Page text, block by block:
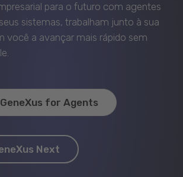
para o futuro com agentes
sistemas, trabalham junto à sua
você a avançar mais rápido sem
for Agents
Next